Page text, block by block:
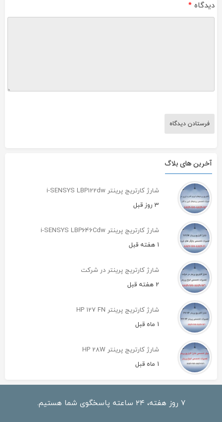
دیدگاه *
آخرین های بلاگ
شارژ کارتریج پرینتر i-SENSYS LBP122dw
3 روز قبل
شارژ کارتریج پرینتر i-SENSYS LBP646Cdw
1 هفته قبل
شارژ کارتریج پرینتر در شرکت
2 هفته قبل
شارژ کارتریج پرینتر HP 127 FN
1 ماه قبل
شارژ کارتریج پرینتر HP 28W
1 ماه قبل
۷ روز هفته، ۲۴ ساعته پاسخگوی شما هستیم.